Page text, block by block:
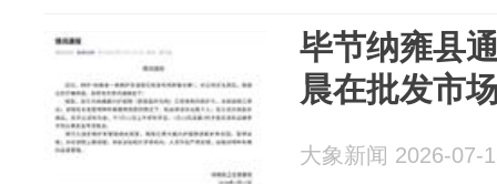
毕节纳雍县
晨在批发市
大象新闻 2026-07-